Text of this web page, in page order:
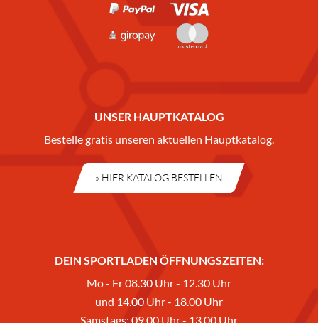
UNSER HAUPTKATALOG
Bestelle gratis unseren aktuellen Hauptkatalog.
» HIER KATALOG BESTELLEN
DEIN SPORTLADEN ÖFFNUNGSZEITEN:
Mo - Fr 08.30 Uhr - 12.30 Uhr
und 14.00 Uhr - 18.00 Uhr
Samstags: 09.00 Uhr - 13.00 Uhr